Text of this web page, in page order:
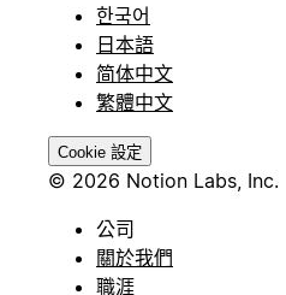
한국어
日本語
简体中文
繁體中文
Cookie 設定
© 2026 Notion Labs, Inc.
公司
關於我們
職涯